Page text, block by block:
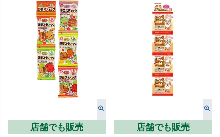
店舗でも販売 店舗でも販売